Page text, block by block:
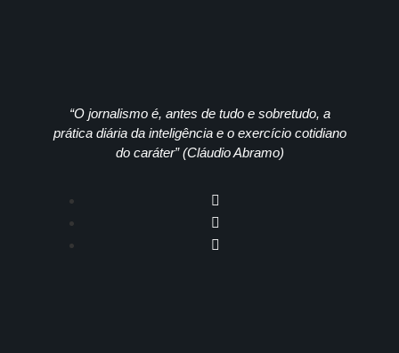
“O jornalismo é, antes de tudo e sobretudo, a
prática diária da inteligência e o exercício cotidiano
do caráter” (Cláudio Abramo)